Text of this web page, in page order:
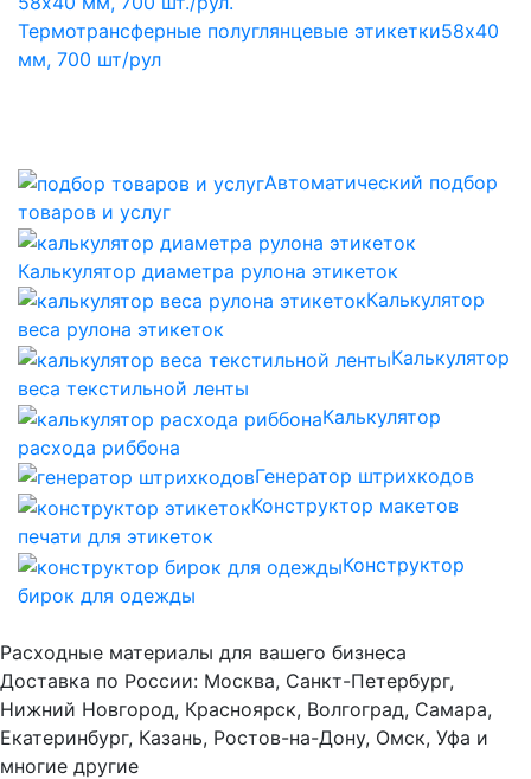
Термотрансферные полуглянцевые этикетки58x40
мм, 700 шт/рул
Автоматический подбор
товаров и услуг
Калькулятор диаметра рулона этикеток
Калькулятор
веса рулона этикеток
Калькулятор
веса текстильной ленты
Калькулятор
расхода риббона
Генератор штрихкодов
Конструктор макетов
печати для этикеток
Конструктор
бирок для одежды
Расходные материалы для вашего бизнеса
Доставка по России: Москва, Санкт-Петербург,
Нижний Новгород, Красноярск, Волгоград, Самара,
Екатеринбург, Казань, Ростов-на-Дону, Омск, Уфа и
многие другие